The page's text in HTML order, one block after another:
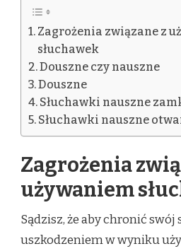
Zagrożenia związane z
słuchawek
Douszne czy nauszne
Douszne
Słuchawki nauszne
Słuchawki nauszne
Zagrożenia
używaniem
Sądzisz, że aby chronić swój
uszkodzeniem w wyniku